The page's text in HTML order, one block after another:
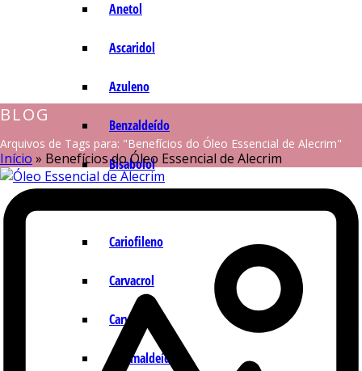
Anetol
Ascaridol
Azuleno
Benzaldeído
Bisabolol
Cariofileno
Carvacrol
Carvona
Cinamaldeído
BLOG
Arquivos de Tags para: "Benefícios do Óleo Essencial de Alecrim"
Início » Benefícios do Óleo Essencial de Alecrim